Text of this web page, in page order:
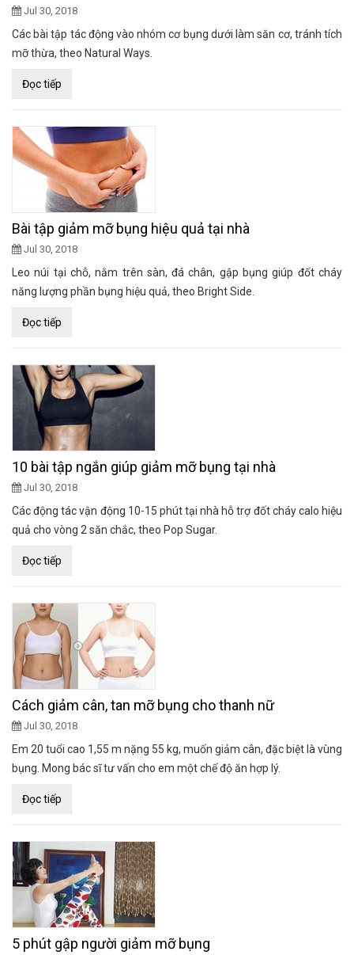
Jul 30, 2018
Các bài tập tác động vào nhóm cơ bụng dưới làm săn cơ, tránh tích
mỡ thừa, theo Natural Ways.
Đọc tiếp
Bài tập giảm mỡ bụng hiệu quả tại nhà
Jul 30, 2018
Leo núi tại chỗ, nằm trên sàn, đá chân, gập bụng giúp đốt cháy
năng lượng phần bụng hiệu quả, theo Bright Side.
Đọc tiếp
10 bài tập ngắn giúp giảm mỡ bụng tại nhà
Jul 30, 2018
Các động tác vận động 10-15 phút tại nhà hỗ trợ đốt cháy calo hiệu
quả cho vòng 2 săn chắc, theo Pop Sugar.
Đọc tiếp
Cách giảm cân, tan mỡ bụng cho thanh nữ
Jul 30, 2018
Em 20 tuổi cao 1,55 m nặng 55 kg, muốn giảm cân, đặc biệt là vùng
bụng. Mong bác sĩ tư vấn cho em một chế độ ăn hợp lý.
Đọc tiếp
5 phút gập người giảm mỡ bụng